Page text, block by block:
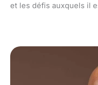
et les défis auxquels il